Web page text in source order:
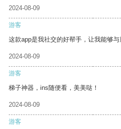
2024-08-09
游客
这款app是我社交的好帮手，让我能够与
2024-08-09
游客
梯子神器，ins随便看，美美哒！
2024-08-09
游客